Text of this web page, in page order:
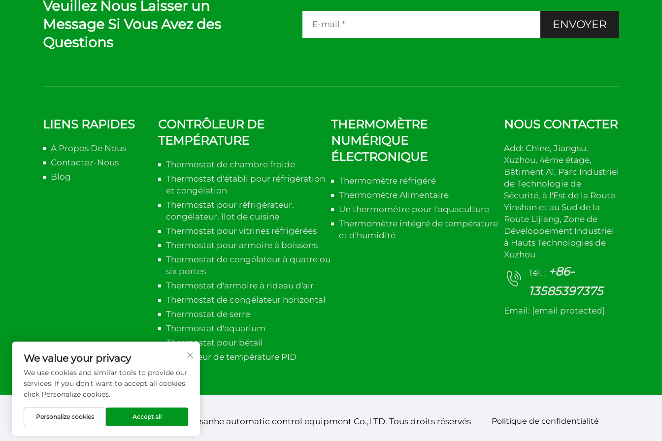
Veuillez Nous Laisser un
Message Si Vous Avez des
Questions
ENVOYER
LIENS RAPIDES
À Propos De Nous
Contactez-Nous
Blog
CONTRÔLEUR DE
TEMPÉRATURE
Thermostat de chambre froide
Thermostat d'établi pour réfrigération
et congélation
Thermostat pour réfrigérateur,
congélateur, îlot de cuisine
Thermostat pour vitrines réfrigérées
Thermostat pour armoire à boissons
Thermostat de congélateur à quatre ou
six portes
Thermostat d'armoire à rideau d'air
Thermostat de congélateur horizontal
Thermostat de serre
Thermostat d'aquarium
Thermostat pour bétail
Contrôleur de température PID
THERMOMÈTRE
NUMÉRIQUE
ÉLECTRONIQUE
Thermomètre réfrigéré
Thermomètre Alimentaire
Un thermomètre pour l'aquaculture
Thermomètre intégré de température
et d'humidité
NOUS CONTACTER
Add: Chine, Jiangsu,
Xuzhou, 4ème étage,
Bâtiment A1, Parc Industriel
de Technologie de
Sécurité, à l'Est de la Route
Yinshan et au Sud de la
Route Lijiang, Zone de
Développement Industriel
à Hauts Technologies de
Xuzhou
Tél. : +86-
13585397375
Email: [email protected]
Copyright © 2026 Xuzhou sanhe automatic control equipment Co.,LTD. Tous droits réservés Politique de confidentialité
We value your privacy
We use cookies and similar tools to provide our
services. If you don't want to accept all cookies,
click Personalize cookies.
Personalize cookies Accept all